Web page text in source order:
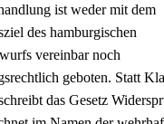
ist weder mit dem
des hamburgischen
vereinbar noch
geboten. Statt
das Gesetz